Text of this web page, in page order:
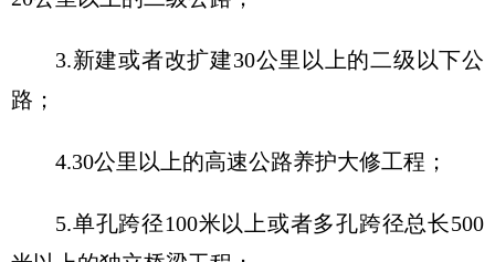
3.新建或者改扩建30公里以上的二级以下公
路；
4.30公里以上的高速公路养护大修工程；
5.单孔跨径100米以上或者多孔跨径总长500